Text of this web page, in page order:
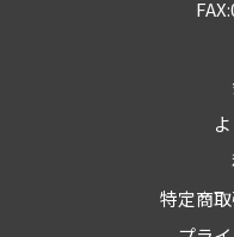
特定商